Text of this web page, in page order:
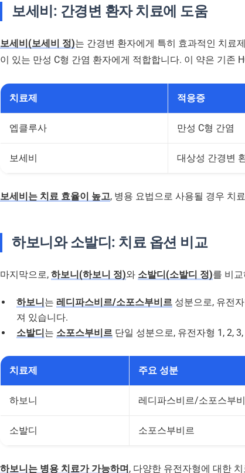
보세비: 간경변 환자 치료에 도움
보세비(보세비 정)는 간경변 환자에게 특히 효과적인 치료
이 있는 만성 C형 간염 환자에게 적합합니다. 이 약은 기존
치료제 적응증
엡클루사 만성 C형 간염
보세비 대상성 간경변
보세비는 치료 효율이 높고, 병용 요법으로 사용될 경우 치
하보니와 소발디: 치료 옵션 비교
마지막으로, 하보니(하보니 정)와 소발디(소발디 정)를 비
하보니는 레디파스비르/소포스부비르 성분으로, 유전
져 있습니다.
소발디는 소포스부비르 단일 성분으로, 유전자형 1, 2,
치료제 주요 성분
하보니 레디파스비르/소포스부
소발디 소포스부비르
하보니는 병용 치료가 가능하며, 다양한 유전자형에 대한